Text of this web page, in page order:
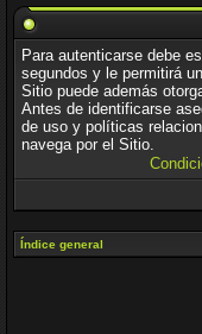
Para autenticarse debe
segundos y le permitirá
Sitio puede además
Antes de identificarse
de uso y políticas
navega por el Sitio.
Índice general